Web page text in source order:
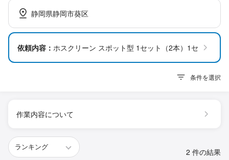
静岡県静岡市葵区
依頼内容： ホスクリーン スポット型 1セット（2本）1セット
条件を選択
作業内容について
2 件の結果